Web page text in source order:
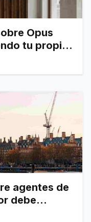
Opus
tu propia
agentes de
debe